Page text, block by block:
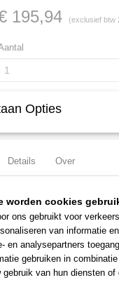
195,94 (exclusief btw
IN
Specificaties
code
leverancier
Opties
Details Over
worden cookies
ons gebruikt voor
van informatie
en analysepartners
gebruiken in
gebruik van hun diensten